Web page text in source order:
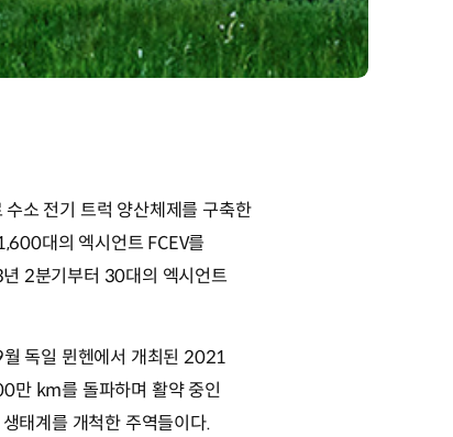
소 전기 트럭 양산체제를 구축한
대의 엑시언트 FCEV를
2분기부터 30대의 엑시언트
월 독일 뮌헨에서 개최된 2021
만 km를 돌파하며 활약 중인
태계를 개척한 주역들이다.